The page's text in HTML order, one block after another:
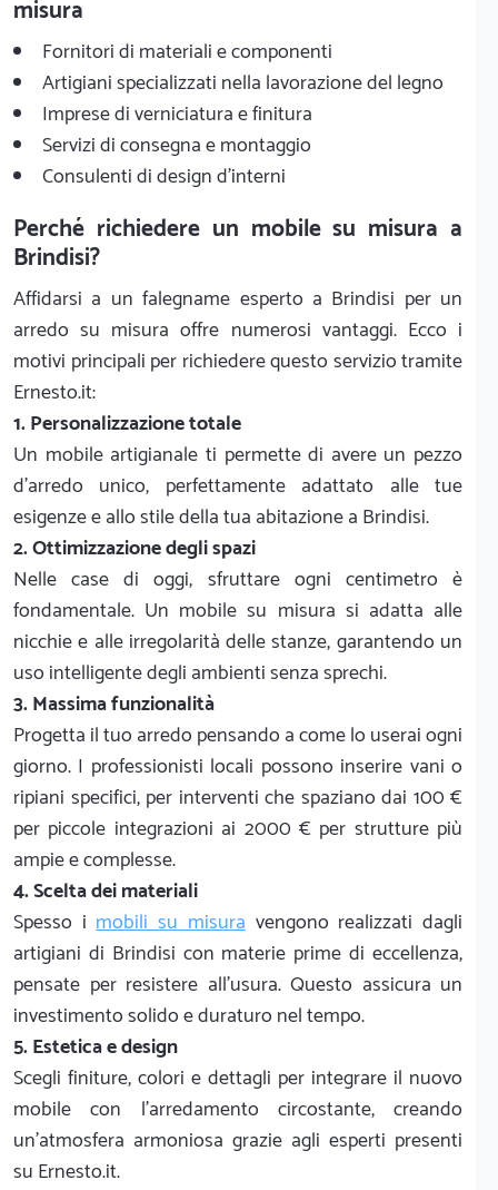
misura
Fornitori di materiali e componenti
Artigiani specializzati nella lavorazione del legno
Imprese di verniciatura e finitura
Servizi di consegna e montaggio
Consulenti di design d'interni
Perché richiedere un mobile su misura a
Brindisi?
Affidarsi a un falegname esperto a Brindisi per un
arredo su misura offre numerosi vantaggi. Ecco i
motivi principali per richiedere questo servizio tramite
Ernesto.it:
1. Personalizzazione totale
Un mobile artigianale ti permette di avere un pezzo
d'arredo unico, perfettamente adattato alle tue
esigenze e allo stile della tua abitazione a Brindisi.
2. Ottimizzazione degli spazi
Nelle case di oggi, sfruttare ogni centimetro è
fondamentale. Un mobile su misura si adatta alle
nicchie e alle irregolarità delle stanze, garantendo un
uso intelligente degli ambienti senza sprechi.
3. Massima funzionalità
Progetta il tuo arredo pensando a come lo userai ogni
giorno. I professionisti locali possono inserire vani o
ripiani specifici, per interventi che spaziano dai 100 €
per piccole integrazioni ai 2000 € per strutture più
ampie e complesse.
4. Scelta dei materiali
Spesso imobili su misuravengono realizzati dagli
artigiani di Brindisi con materie prime di eccellenza,
pensate per resistere all'usura. Questo assicura un
investimento solido e duraturo nel tempo.
5. Estetica e design
Scegli finiture, colori e dettagli per integrare il nuovo
mobile con l'arredamento circostante, creando
un'atmosfera armoniosa grazie agli esperti presenti
su Ernesto.it.